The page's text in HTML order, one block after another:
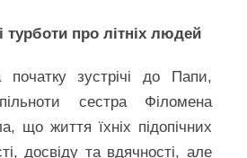
турботи про літніх людей
зустрічі до Папи,
сестра Філомена
що життя їхніх підопічних
досвіду та вдячності, але